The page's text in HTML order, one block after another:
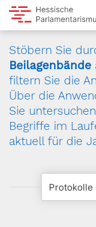
Stöbern Sie
Beilagenbände
filtern Sie die
Über die
Sie
Begriffe im
aktuell für die